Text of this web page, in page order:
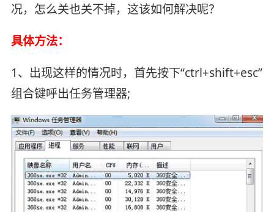
况，怎么关也关不掉，这该如何解决呢？
具体方法：
1、出现这样的情况时，首先按下“ctrl+shift+esc”
组合键呼出任务管理器;